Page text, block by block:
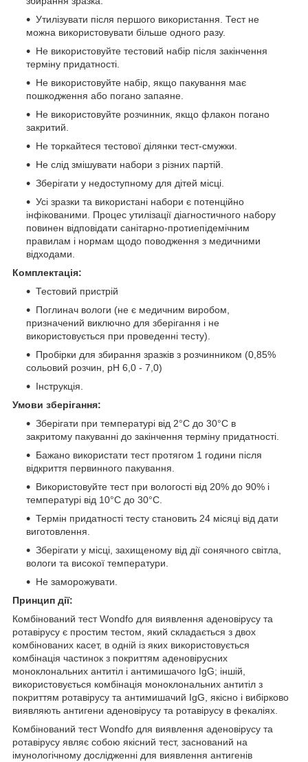
Утилізувати після першого використання. Тест не
можна використовувати більше одного разу.
Не використовуйте тестовий набір після закінчення
терміну придатності.
Не використовуйте набір, якщо пакування має
пошкодження або погано запаяне.
Не використовуйте розчинник, якщо флакон погано
закритий.
Не торкайтеся тестової ділянки тест-смужки.
Не слід змішувати набори з різних партій.
Зберігати у недоступному для дітей місці.
Усі зразки та використані набори є потенційно
інфікованими. Процес утилізації діагностичного набору
повинен відповідати санітарно-протиепідемічним
правилам і нормам щодо поводження з медичними
відходами.
Комплектація:
Тестовий пристрій
Поглинач вологи (не є медичним виробом,
призначений виключно для зберігання і не
використовується при проведенні тесту).
Пробірки для збирання зразків з розчинником (0,85%
сольовий розчин, pH 6,0 - 7,0)
Інструкція.
Умови зберігання:
Зберігати при температурі від 2°C до 30°C в
закритому пакуванні до закінчення терміну придатності.
Бажано використати тест протягом 1 години після
відкриття первинного пакування.
Використовуйте тест при вологості від 20% до 90% і
температурі від 10°C до 30°C.
Термін придатності тесту становить 24 місяці від дати
виготовлення.
Зберігати у місці, захищеному від дії сонячного світла,
вологи та високої температури.
Не заморожувати.
Принцип дії:
Комбінований тест Wondfo для виявлення аденовірусу та
ротавірусу є простим тестом, який складається з двох
комбінованих касет, в одній із яких використовується
комбінація частинок з покриттям аденовірусних
моноклональних антитіл і антимишачого IgG; іншій,
використовується комбінація моноклональних антитіл з
покриттям ротавірусу та антимишачий IgG, якісно і вибірково
виявляють антигени аденовірусу та ротавірусу в фекаліях.
Комбінований тест Wondfo для виявлення аденовірусу та
ротавірусу являє собою якісний тест, заснований на
імунологічному дослідженні для виявлення антигенів